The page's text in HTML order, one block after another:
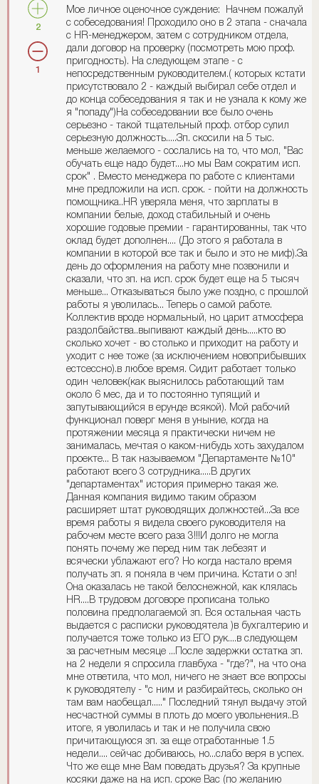
2
1
Мое личное оценочное суждение: Начнем пожалуй
с собеседования! Проходило оно в 2 этапа - сначала
с HR-менеджером, затем с сотрудником отдела,
дали договор на проверку (посмотреть мою проф.
пригодность). На следующем этапе - с
непосредственным руководителем.( которых кстати
присутствовало 2 - каждый выбирал себе отдел и
до конца собеседования я так и не узнала к кому же
я "попаду")На собеседовании все было очень
серьезно - такой тщательный проф. отбор сулил
серьезную должность.....Зп. скосили на 5 тыс.
меньше желаемого - сослались на то, что мол, "Вас
обучать еще надо будет....но мы Вам сократим исп.
срок" . Вместо менеджера по работе с клиентами
мне предложили на исп. срок. - пойти на должность
помощника..HR уверяла меня, что зарплаты в
компании белые, доход стабильный и очень
хорошие годовые премии - гарантированны, так что
оклад будет дополнен.... (До этого я работала в
компании в которой все так и было и это не миф).За
день до оформления на работу мне позвонили и
сказали, что зп. на исп. срок будет еще на 5 тысяч
меньше... Отказываться было уже поздно, с прошлой
работы я уволилась... Теперь о самой работе.
Коллектив вроде нормальный, но царит атмосфера
раздолбайства..выпивают каждый день.....кто во
сколько хочет - во столько и приходит на работу и
уходит с нее тоже (за исключением новоприбывших
естсессно).в любое время. Сидит работает только
один человек(как выяснилось работающий там
около 6 мес, да и то постоянно тупящий и
запутывающийся в ерунде всякой). Мой рабочий
функционал поверг меня в уныние, когда на
протяжении месяца я практически ничем не
занималась, мечтая о каком-нибудь хоть захудалом
проекте... В так называемом "Департаменте №10"
работают всего 3 сотрудника.....В других
"департаментах" история примерно такая же.
Данная компания видимо таким образом
расширяет штат руководящих должностей...За все
время работы я видела своего руководителя на
рабочем месте всего раза 3!!!И долго не могла
понять почему же перед ним так лебезят и
всячески ублажают его? Но когда настало время
получать зп. я поняла в чем причина. Кстати о зп!
Она оказалась не такой белоснежной, как клялась
HR....В трудовом договоре прописана только
половина предполагаемой зп. Вся остальная часть
выдается с расписки руководятела )в бухгалтерию и
получается тоже только из ЕГО рук....в следующем
за расчетным месяце ...После задержки остатка зп.
на 2 недели я спросила главбуха - "где?", на что она
мне ответила, что мол, ничего не знает все вопросы
к руководятелу - "с ним и разбирайтесь, сколько он
там вам наобещал....." Последний тянул выдачу этой
несчастной суммы в плоть до моего увольнения..В
итоге, я уволилась и так и не получила свою
причитающуюся зп. за еще отработанные 1.5
недели.... сейчас добиваюсь, но...слабо веря в успех.
Что же еще мне Вам поведать друзья? За крупные
косяки даже на на исп. сроке Вас (по желанию